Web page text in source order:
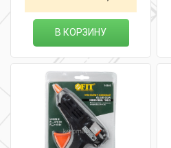
В КОРЗИНУ